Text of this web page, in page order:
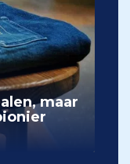
maar